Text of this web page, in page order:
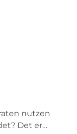
nutzen
Det er…